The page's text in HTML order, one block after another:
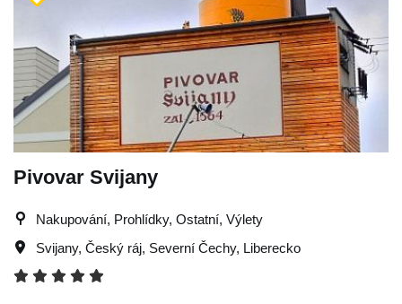
Pivovar Svijany
Nakupování, Prohlídky, Ostatní, Výlety
Svijany, Český ráj, Severní Čechy, Liberecko